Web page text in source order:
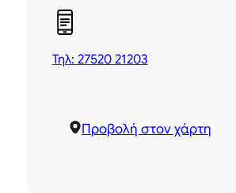
Τηλ: 27520 21203
Προβολή στον χάρτη